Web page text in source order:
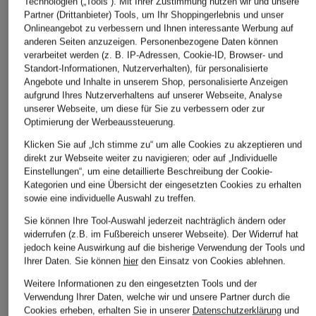
LAUREN RALPH
LAUREN
Wide Leg Jeans
CHF 189
Ursprünglich:CHF 329
DRYKORN
Straight Jeans
BEHANCE
CHF 139
Ursprünglich:CHF 229
Part Two
CHRISTELLPW
CHF 139
Partner (Drittanbieter) Tools, um Ihr Shoppingerlebnis und unser
Onlineangebot zu verbessern und Ihnen interessante Werbung auf
anderen Seiten anzuzeigen. Personenbezogene Daten können
verarbeitet werden (z. B. IP-Adressen, Cookie-ID, Browser- und
Standort-Informationen, Nutzerverhalten), für personalisierte
Angebote und Inhalte in unserem Shop, personalisierte Anzeigen
aufgrund Ihres Nutzerverhaltens auf unserer Webseite, Analyse
unserer Webseite, um diese für Sie zu verbessern oder zur
Optimierung der Werbeaussteuerung.
Klicken Sie auf „Ich stimme zu“ um alle Cookies zu akzeptieren und
direkt zur Webseite weiter zu navigieren; oder auf „Individuelle
Einstellungen“, um eine detaillierte Beschreibung der Cookie-
Kategorien und eine Übersicht der eingesetzten Cookies zu erhalten
sowie eine individuelle Auswahl zu treffen.
Sie können Ihre Tool-Auswahl jederzeit nachträglich ändern oder
widerrufen (z.B. im Fußbereich unserer Webseite). Der Widerruf hat
jedoch keine Auswirkung auf die bisherige Verwendung der Tools und
Ihrer Daten. Sie können hierden Einsatz von Cookies ablehnen.
Weitere Informationen zu den eingesetzten Tools und der
Verwendung Ihrer Daten, welche wir und unsere Partner durch die
Cookies erheben, erhalten Sie in unserer Datenschutzerklärungund